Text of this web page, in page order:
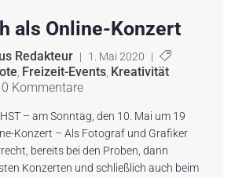
als Online-Konzert
Redakteur | 1. Mai 2020 |
, Freizeit-Events, Kreativität
0 Kommentare
– am Sonntag, den 10. Mai um 19
Konzert – Als Fotograf und Grafiker
bereits bei den Proben, dann
Konzerten und schließlich auch beim